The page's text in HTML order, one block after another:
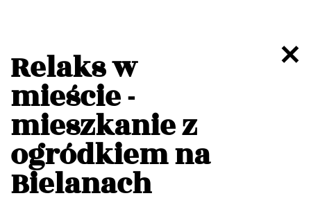
Relaks w
mieście -
mieszkanie z
ogródkiem na
Bielanach